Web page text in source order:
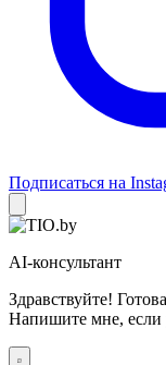
Подписаться на
AI-консультант
Здравствуйте!
Напишите мне, если